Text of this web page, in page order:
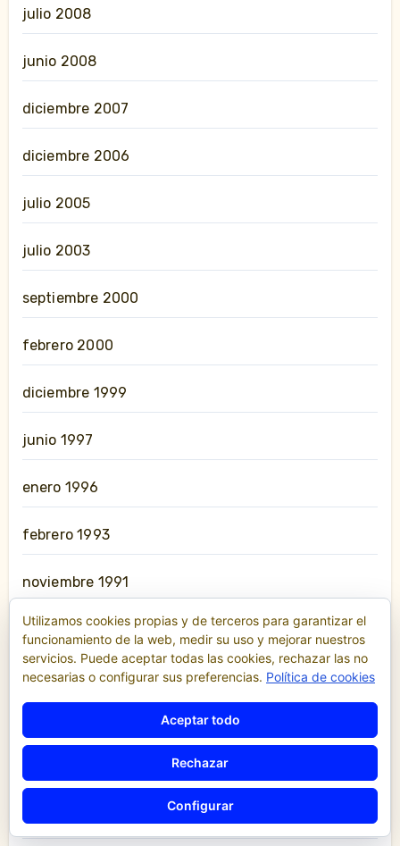
julio 2008
junio 2008
diciembre 2007
diciembre 2006
julio 2005
julio 2003
septiembre 2000
febrero 2000
diciembre 1999
junio 1997
enero 1996
febrero 1993
noviembre 1991
julio 1987
enero 1986
marzo 1979
Utilizamos cookies propias y de terceros para garantizar el
funcionamiento de la web, medir su uso y mejorar nuestros
servicios. Puede aceptar todas las cookies, rechazar las no
necesarias o configurar sus preferencias. Política de cookies
Aceptar todo
Rechazar
Configurar